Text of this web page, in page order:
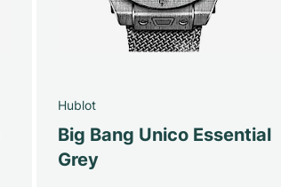
Hublot
Big Bang Unico Essential
Grey